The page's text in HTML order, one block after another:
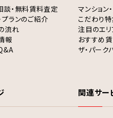
談・無料賃料査定
プランのご紹介
流れ
報
マンション
こだわり
注目のエリ
おすすめ
ザ・パーク
関連サー